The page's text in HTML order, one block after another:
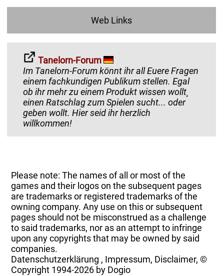
Web Links
Tanelorn-Forum
Im Tanelorn-Forum könnt ihr all Euere Fragen
einem fachkundigen Publikum stellen. Egal
ob ihr mehr zu einem Produkt wissen wollt¸
einen Ratschlag zum Spielen sucht... oder
geben wollt. Hier seid ihr herzlich
willkommen!
Please note: The names of all or most of the
games and their logos on the subsequent pages
are trademarks or registered trademarks of the
owning company. Any use on this or subsequent
pages should not be misconstrued as a challenge
to said trademarks, nor as an attempt to infringe
upon any copyrights that may be owned by said
companies.
Datenschutzerklärung , Impressum, Disclaimer, ©
Copyright 1994-2026 by Dogio